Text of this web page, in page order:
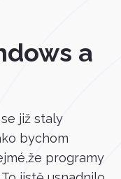
a
již staly
bychom
programy